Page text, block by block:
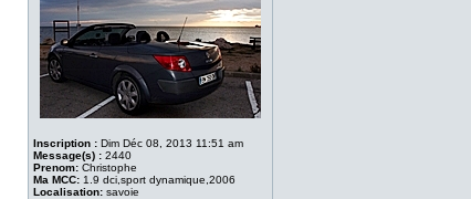
Inscription : Dim Déc 08, 2013 11:51 am
Message(s) : 2440
Prenom: Christophe
Ma MCC: 1.9 dci,sport dynamique,2006
Localisation: savoie